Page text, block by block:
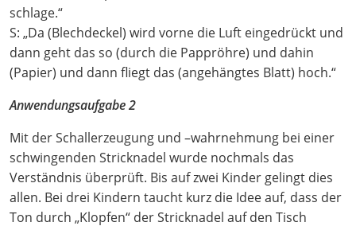
schlage.“
S: „Da (Blechdeckel) wird vorne die Luft eingedrückt und
dann geht das so (durch die Pappröhre) und dahin
(Papier) und dann fliegt das (angehängtes Blatt) hoch.“
Anwendungsaufgabe 2
Mit der Schallerzeugung und –wahrnehmung bei einer
schwingenden Stricknadel wurde nochmals das
Verständnis überprüft. Bis auf zwei Kinder gelingt dies
allen. Bei drei Kindern taucht kurz die Idee auf, dass der
Ton durch „Klopfen“ der Stricknadel auf den Tisch